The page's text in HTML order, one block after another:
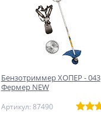
Бензотриммер ХОПЕР - 043
Фермер NEW
Артикул: 87490